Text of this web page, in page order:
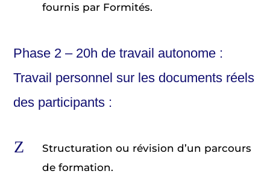
fournis par Formités.
Phase 2 – 20h de travail autonome :
Travail personnel sur les documents réels
des participants :
Z
Structuration ou révision d’un parcours
de formation.